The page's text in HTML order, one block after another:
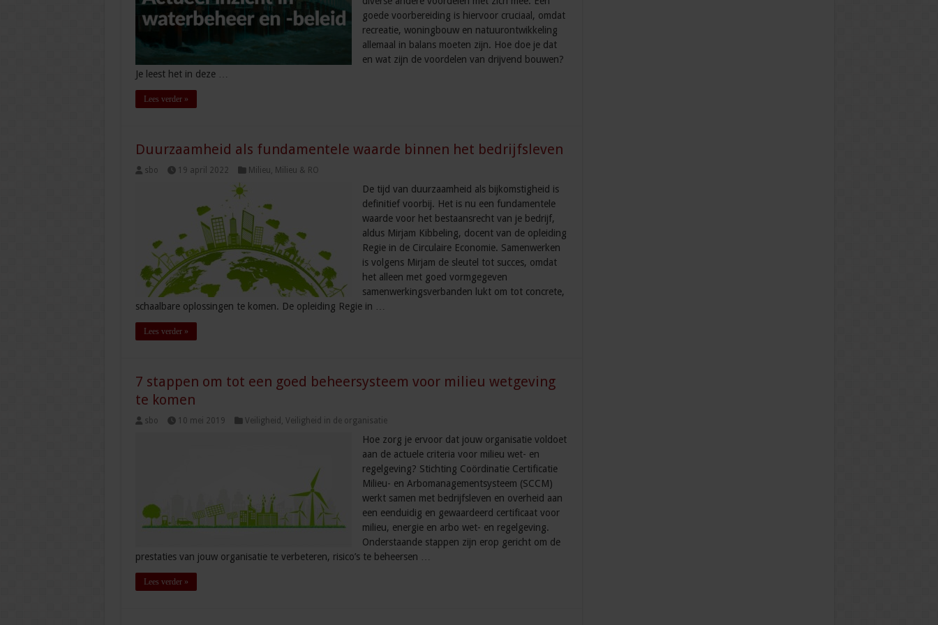
goede voorbereiding is hiervoor cruciaal, omdat
recreatie, woningbouw en natuurontwikkeling
allemaal in balans moeten zijn. Hoe doe je dat
en wat zijn de voordelen van drijvend bouwen?
Je leest het in deze …
Lees verder »
Duurzaamheid als fundamentele waarde binnen het bedrijfsleven
sbo 19 april 2022 Milieu, Milieu & RO
De tijd van duurzaamheid als bijkomstigheid is
definitief voorbij. Het is nu een fundamentele
waarde voor het bestaansrecht van je bedrijf,
aldus Mirjam Kibbeling, docent van de opleiding
Regie in de Circulaire Economie. Samenwerken
is volgens Mirjam de sleutel tot succes, omdat
het alleen met goed vormgegeven
samenwerkingsverbanden lukt om tot concrete,
schaalbare oplossingen te komen. De opleiding Regie in …
Lees verder »
7 stappen om tot een goed beheersysteem voor milieu wetgeving
te komen
sbo 10 mei 2019 Veiligheid , Veiligheid in de organisatie
Hoe zorg je ervoor dat jouw organisatie voldoet
aan de actuele criteria voor milieu wet- en
regelgeving? Stichting Coördinatie Certificatie
Milieu- en Arbomanagementsysteem (SCCM)
werkt samen met bedrijfsleven en overheid aan
een eenduidig en gewaardeerd certificaat voor
milieu, energie en arbo wet- en regelgeving.
Onderstaande stappen zijn erop gericht om de
prestaties van jouw organisatie te verbeteren, risico’s te beheersen …
Lees verder »